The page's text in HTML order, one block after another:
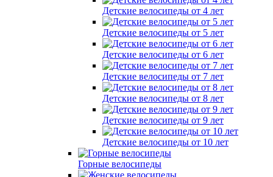
Детские велосипеды от 4 лет
Детские велосипеды от 5 лет
Детские велосипеды от 6 лет
Детские велосипеды от 7 лет
Детские велосипеды от 8 лет
Детские велосипеды от 9 лет
Детские велосипеды от 10 лет
Горные велосипеды